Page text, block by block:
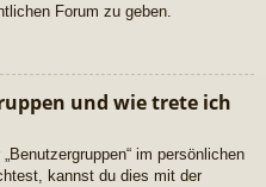
Forum zu geben.
und wie trete ich
im persönlichen
kannst du dies mit der